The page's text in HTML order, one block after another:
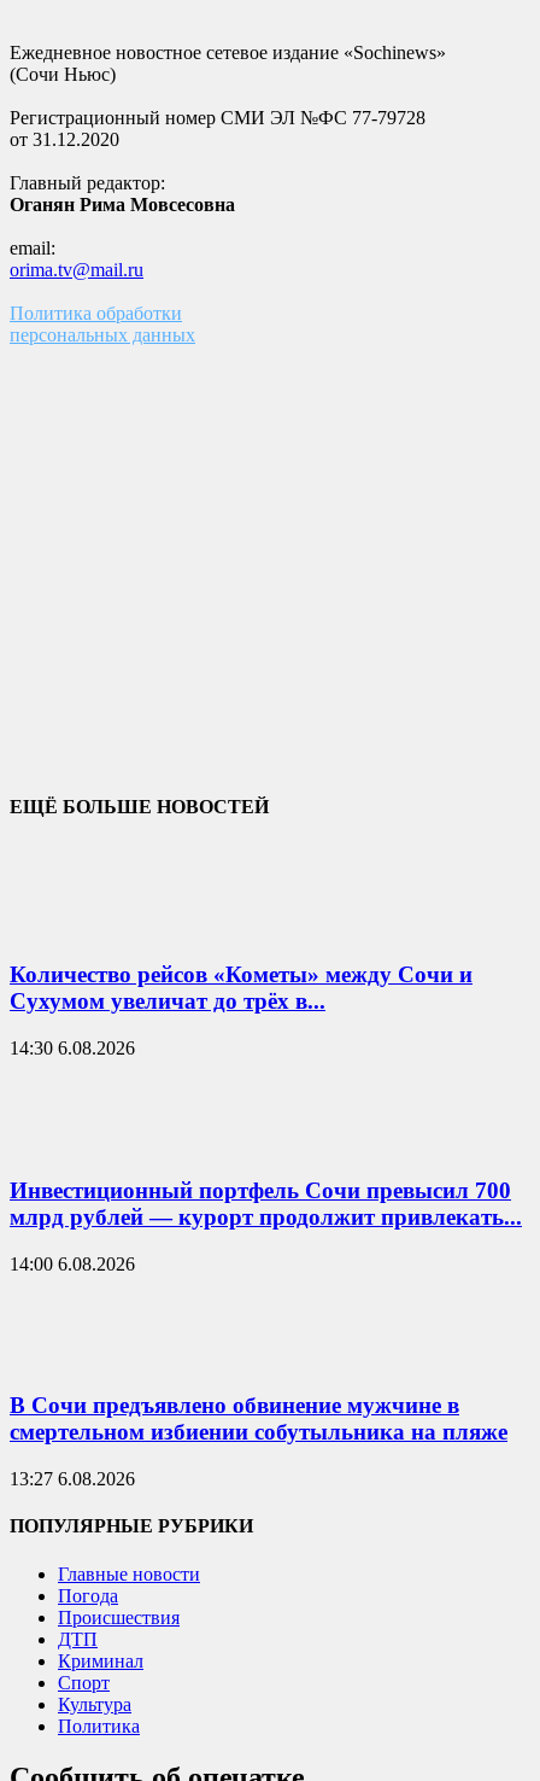
Ежедневное новостное сетевое издание «Sochinews»
(Сочи Ньюс)
Регистрационный номер СМИ ЭЛ №ФС 77-79728
от 31.12.2020
Главный редактор:
Оганян Рима Мовсесовна
email:
orima.tv@mail.ru
Политика обработки
персональных данных
ЕЩЁ БОЛЬШЕ НОВОСТЕЙ
Количество рейсов «Кометы» между Сочи и
Сухумом увеличат до трёх в...
14:30 6.08.2026
Инвестиционный портфель Сочи превысил 700
млрд рублей — курорт продолжит привлекать...
14:00 6.08.2026
В Сочи предъявлено обвинение мужчине в
смертельном избиении собутыльника на пляже
13:27 6.08.2026
ПОПУЛЯРНЫЕ РУБРИКИ
Главные новости
Погода
Происшествия
ДТП
Криминал
Спорт
Культура
Политика